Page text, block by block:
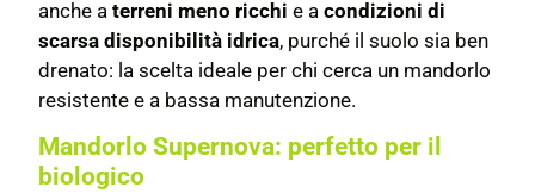
anche aterreni meno ricchi e acondizioni di
scarsa disponibilità idrica, purché il suolo sia ben
drenato: la scelta ideale per chi cerca un mandorlo
resistente e a bassa manutenzione.
Mandorlo Supernova: perfetto per il
biologico